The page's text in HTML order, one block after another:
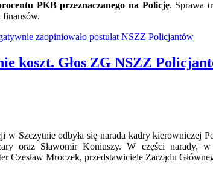
PKB przeznaczanego na Policję. Sprawa
finansów.
zaopiniowało postulat NSZZ Policjantów
koszt. Głos ZG NSZZ
Szczytnie odbyła się narada kadry kierowniczej
oraz Sławomir Koniuszy. W części narady,
Mroczek, przedstawiciele Zarządu